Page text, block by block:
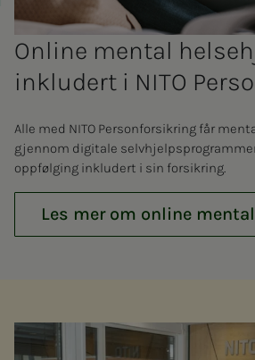
Online mental
inkludert i NITO
Alle med NITO Personforsikring får
gjennom digitale
oppfølging inkludert i sin forsikring.
Les mer om online